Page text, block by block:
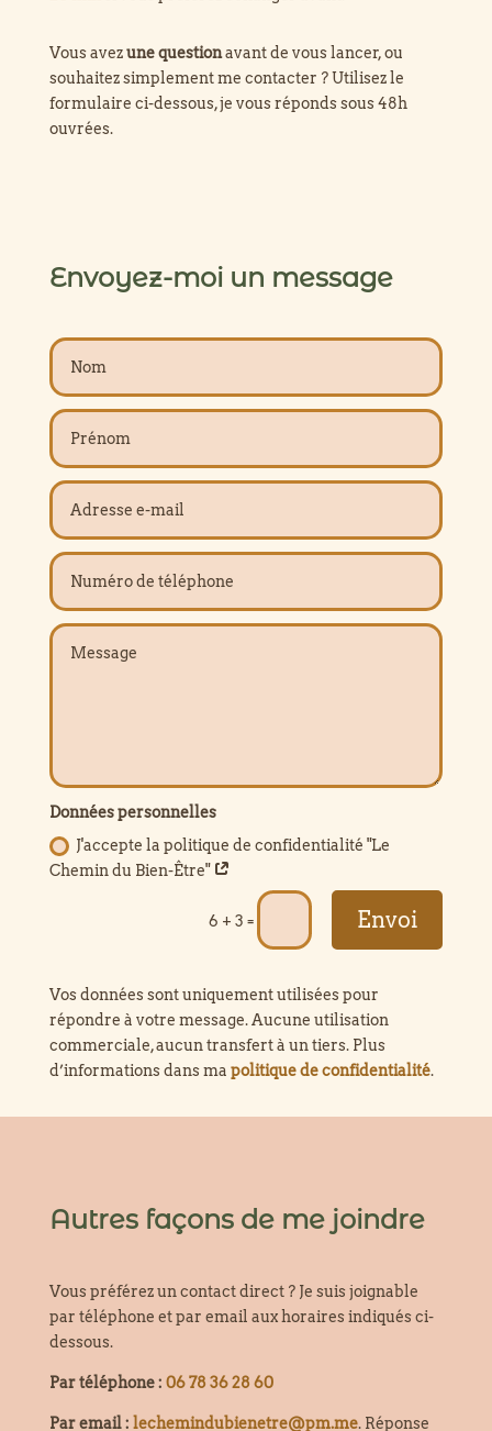
Vous avezune questionavant de vous lancer, ou
souhaitez simplement me contacter ? Utilisez le
formulaire ci-dessous, je vous réponds sous 48h
ouvrées.
Envoyez-moi un message
Données personnelles
J'accepte la politique de confidentialité "Le
Chemin du Bien-Être"
6 + 3 = Envoi
Vos données sont uniquement utilisées pour
répondre à votre message. Aucune utilisation
commerciale, aucun transfert à un tiers. Plus
d’informations dans ma politique de confidentialité.
Autres façons de me joindre
Vous préférez un contact direct ? Je suis joignable
par téléphone et par email aux horaires indiqués ci-
dessous.
Par téléphone : 06 78 36 28 60
Par email : lechemindubienetre@pm.me. Réponse